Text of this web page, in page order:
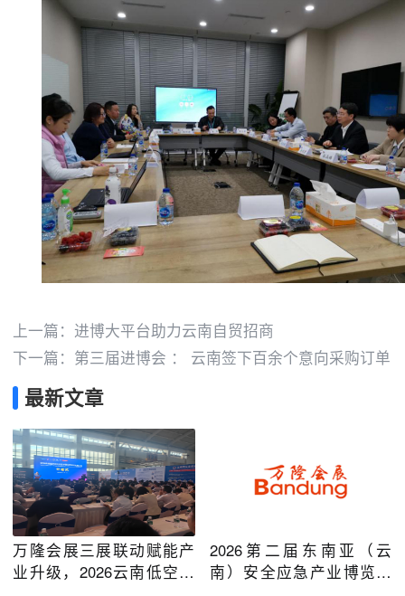
上一篇： 进博大平台助力云南自贸招商
下一篇： 第三届进博会 ： 云南签下百余个意向采购订单
最新文章
万隆会展三展联动赋能产
业升级，2026云南低空经
2026第二届东南亚（云
南）安全应急产业博览会